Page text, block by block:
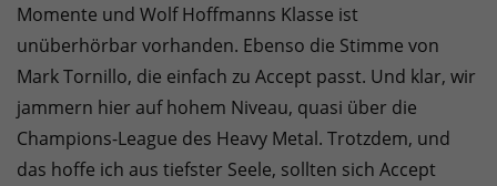
Momente und Wolf Hoffmanns Klasse ist
unüberhörbar vorhanden. Ebenso die Stimme von
Mark Tornillo, die einfach zu Accept passt. Und klar, wir
jammern hier auf hohem Niveau, quasi über die
Champions-League des Heavy Metal. Trotzdem, und
das hoffe ich aus tiefster Seele, sollten sich Accept